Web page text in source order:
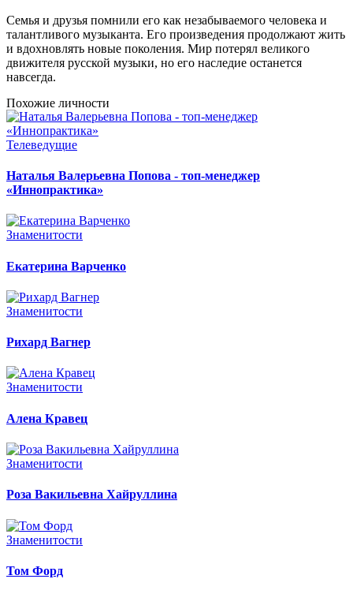
Семья и друзья помнили его как незабываемого человека и
талантливого музыканта. Его произведения продолжают жить
и вдохновлять новые поколения. Мир потерял великого
движителя русской музыки, но его наследие останется
навсегда.
Похожие личности
Телеведущие
Наталья Валерьевна Попова - топ-менеджер
«Иннопрактика»
Знаменитости
Екатерина Варченко
Знаменитости
Рихард Вагнер
Знаменитости
Алена Кравец
Знаменитости
Роза Вакильевна Хайруллина
Знаменитости
Том Форд